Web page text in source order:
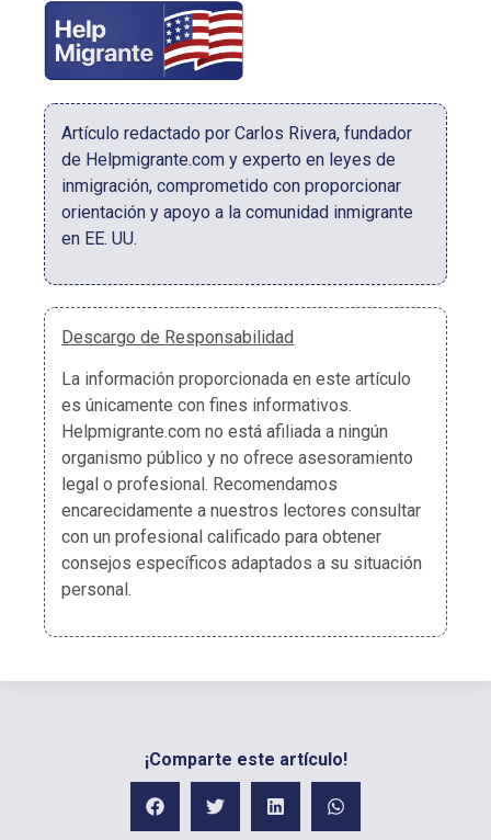
Artículo redactado por Carlos Rivera, fundador
de Helpmigrante.com y experto en leyes de
inmigración, comprometido con proporcionar
orientación y apoyo a la comunidad inmigrante
en EE. UU.
Descargo de Responsabilidad
La información proporcionada en este artículo
es únicamente con fines informativos.
Helpmigrante.com no está afiliada a ningún
organismo público y no ofrece asesoramiento
legal o profesional. Recomendamos
encarecidamente a nuestros lectores consultar
con un profesional calificado para obtener
consejos específicos adaptados a su situación
personal.
¡Comparte este artículo!